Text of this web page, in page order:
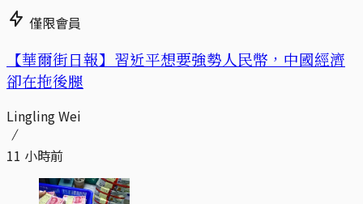
僅限會員
【華爾街日報】習近平想要強勢人民幣，中國經濟
卻在拖後腿
Lingling Wei
11 小時前